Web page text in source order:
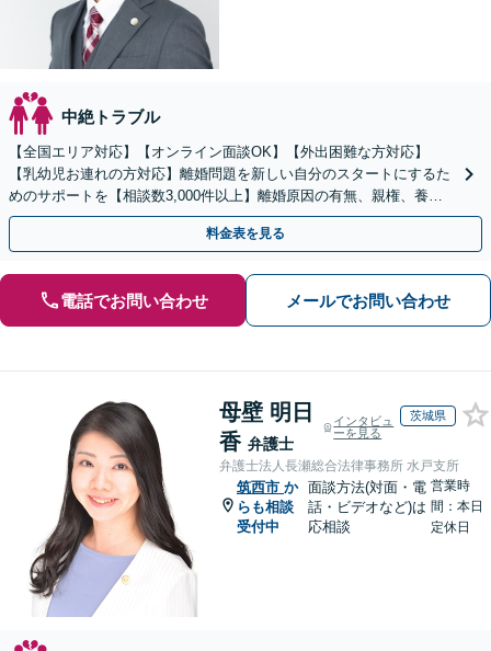
中絶トラブル
【全国エリア対応】【オンライン面談OK】【外出困難な方対応】
【乳幼児お連れの方対応】離婚問題を新しい自分のスタートにするた
めのサポートを【相談数3,000件以上】離婚原因の有無、親権、養育
費、財産分与、慰謝料請求【夜間・休日相談可】
料金表を見る
電話でお問い合わせ メールでお問い合わせ
母壁 明日
香 弁護士
インタビュ
ーを見る
茨城県
弁護士法人長瀬総合法律事務所 水戸支所
筑西市 か
らも相談
受付中
面談方法(対面・電
話・ビデオなど)は
応相談
営業時
間：本日
定休日